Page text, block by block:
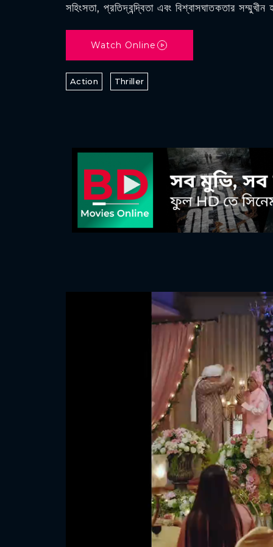
সহিংসতা, প্রতিদ্বন্দ্বিতা এবং বিশ্বাসঘাতকতার
Watch Online
Action Thriller